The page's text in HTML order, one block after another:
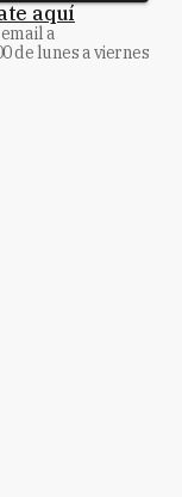
aquí
a
de lunes a viernes